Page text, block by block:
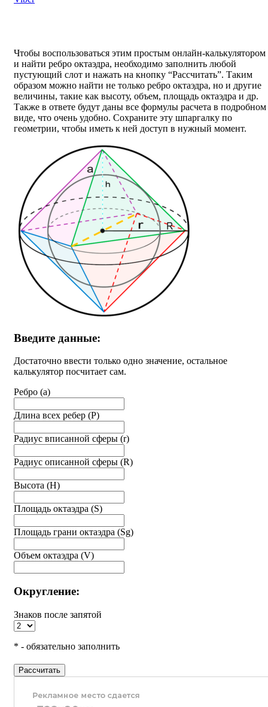
Чтобы воспользоваться этим простым онлайн-калькулятором
и найти ребро октаэдра, необходимо заполнить любой
пустующий слот и нажать на кнопку “Рассчитать”. Таким
образом можно найти не только ребро октаэдра, но и другие
величины, такие как высоту, объем, площадь октаэдра и др.
Также в ответе будут даны все формулы расчета в подробном
виде, что очень удобно. Сохраните эту шпаргалку по
геометрии, чтобы иметь к ней доступ в нужный момент.
Введите данные:
Достаточно ввести только одно значение, остальное
калькулятор посчитает сам.
Ребро (a)
Длина всех ребер (P)
Радиус вписанной сферы (r)
Радиус описанной сферы (R)
Высота (H)
Площадь октаэдра (S)
Площадь грани октаэдра (Sg)
Объем октаэдра (V)
Округление:
Знаков после запятой
* - обязательно заполнить
Рассчитать